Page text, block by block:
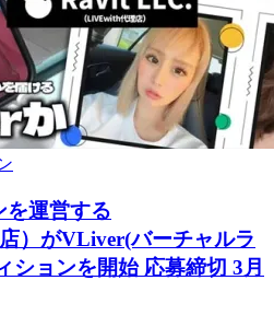
を運営する
）がVLiver(バーチャルラ
ションを開始 応募締切 3月